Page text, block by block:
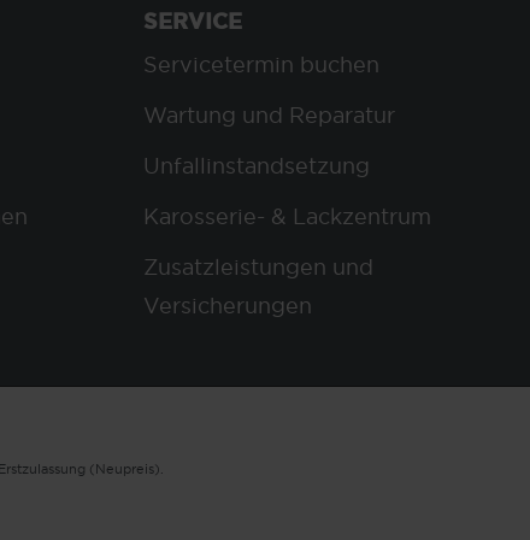
SERVICE
Servicetermin buchen
Wartung und Reparatur
Unfallinstandsetzung
Karosserie- & Lackzentrum
Zusatzleistungen und
Versicherungen
(Neupreis).